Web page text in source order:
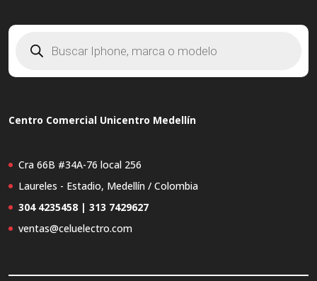
Centro Comercial Unicentro Medellín
Cra 66B #34A-76 local 256
Laureles - Estadio, Medellín / Colombia
304 4235458 | 313 7429627
ventas@celuelectro.com